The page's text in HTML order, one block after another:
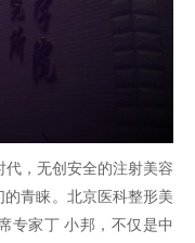
，无创安全的注射美容
青睐。北京医科整形美
专家丁 小邦，不仅是中